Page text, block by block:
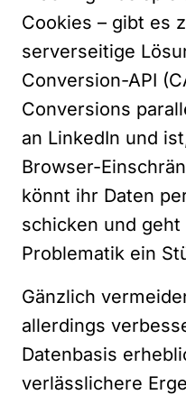
Cookies – gibt es
serverseitige
Conversion-API
Conversions
an LinkedIn und
Browser-
könnt ihr Daten
schicken und
Problematik ein
Gänzlich
allerdings
Datenbasis
verlässlichere